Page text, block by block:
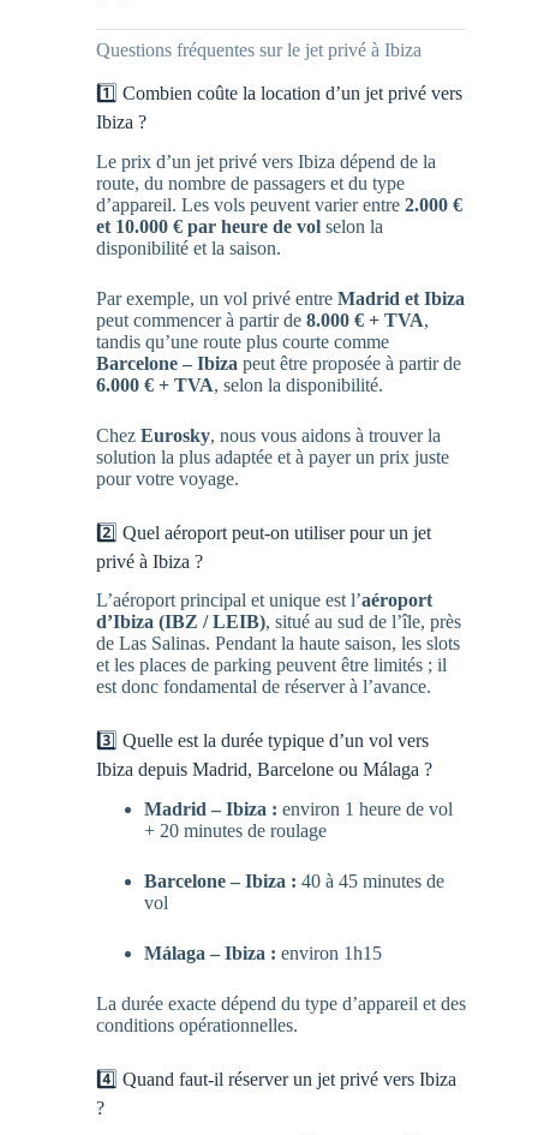
Questions fréquentes sur le jet privé à Ibiza
1️⃣ Combien coûte la location d’un jet privé vers
Ibiza ?
Le prix d’un jet privé vers Ibiza dépend de la
route, du nombre de passagers et du type
d’appareil. Les vols peuvent varier entre 2.000 €
et 10.000 € par heure de vol selon la
disponibilité et la saison.
Par exemple, un vol privé entre Madrid et Ibiza
peut commencer à partir de 8.000 € + TVA,
tandis qu’une route plus courte comme
Barcelone – Ibiza peut être proposée à partir de
6.000 € + TVA, selon la disponibilité.
Chez Eurosky, nous vous aidons à trouver la
solution la plus adaptée et à payer un prix juste
pour votre voyage.
2️⃣ Quel aéroport peut-on utiliser pour un jet
privé à Ibiza ?
L’aéroport principal et unique est l’aéroport
d’Ibiza (IBZ / LEIB), situé au sud de l’île, près
de Las Salinas. Pendant la haute saison, les slots
et les places de parking peuvent être limités ; il
est donc fondamental de réserver à l’avance.
3️⃣ Quelle est la durée typique d’un vol vers
Ibiza depuis Madrid, Barcelone ou Málaga ?
Madrid – Ibiza : environ 1 heure de vol
+ 20 minutes de roulage
Barcelone – Ibiza : 40 à 45 minutes de
vol
Málaga – Ibiza : environ 1h15
La durée exacte dépend du type d’appareil et des
conditions opérationnelles.
4️⃣ Quand faut-il réserver un jet privé vers Ibiza
?